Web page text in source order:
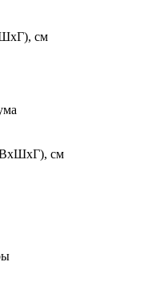
см
см